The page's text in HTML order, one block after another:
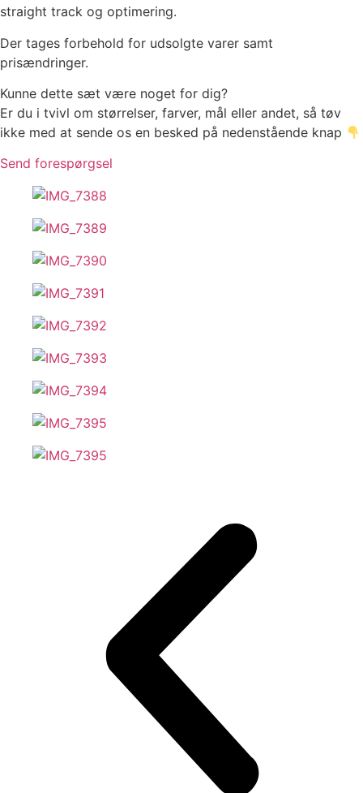
straight track og optimering.
Der tages forbehold for udsolgte varer samt
prisændringer.
Kunne dette sæt være noget for dig?
Er du i tvivl om størrelser, farver, mål eller andet, så tøv
ikke med at sende os en besked på nedenstående knap
Send forespørgsel